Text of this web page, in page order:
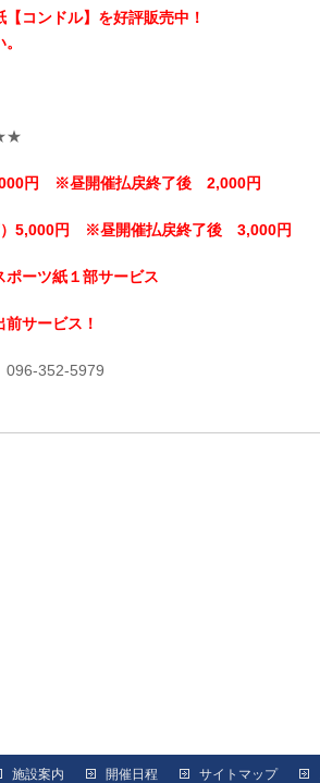
【コンドル】を好評販売中！
円 ※昼開催払戻終了後 2,000円
）5,000円 ※昼開催払戻終了後 3,000円
ーツ紙１部サービス
サービス！
352-5979
施設案内 開催日程 サイトマップ